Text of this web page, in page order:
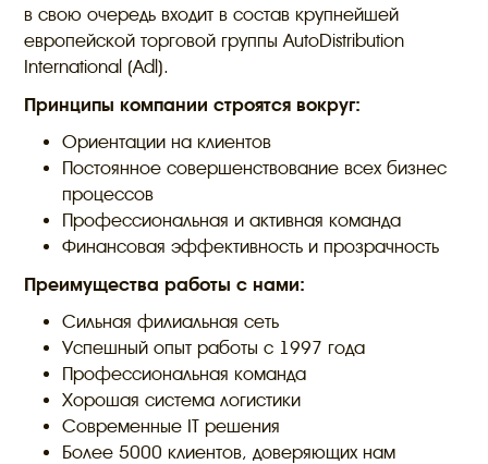
в свою очередь входит в состав крупнейшей
европейской торговой группы AutoDistribution
International (Adl).
Принципы компании строятся вокруг:
Ориентации на клиентов
Постоянное совершенствование всех бизнес
процессов
Профессиональная и активная команда
Финансовая эффективность и прозрачность
Преимущества работы с нами:
Сильная филиальная сеть
Успешный опыт работы с 1997 года
Профессиональная команда
Хорошая система логистики
Современные IT решения
Более 5000 клиентов, доверяющих нам